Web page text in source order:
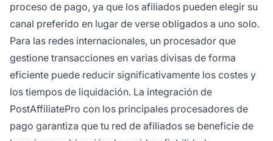
proceso de pago, ya que los afiliados pueden elegir su
canal preferido en lugar de verse obligados a uno solo.
Para las redes internacionales, un procesador que
gestione transacciones en varias divisas de forma
eficiente puede reducir significativamente los costes y
los tiempos de liquidación. La integración de
PostAffiliatePro con los principales procesadores de
pago garantiza que tu red de afiliados se beneficie de